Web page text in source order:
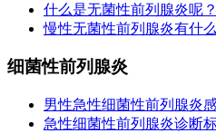
什么是无菌性前列腺炎呢？
慢性无菌性前列腺炎有什
细菌性前列腺炎
男性急性细菌性前列腺炎
急性细菌性前列腺炎诊断